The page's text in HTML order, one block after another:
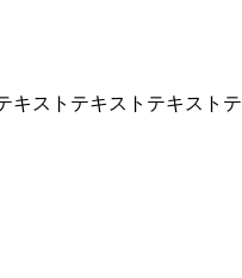
キストテキストテキスト